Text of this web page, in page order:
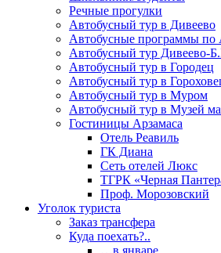
Речные прогулки
Автобусный тур в Дивеево
Автобусные программы по
Автобусный тур Дивеево-
Автобусный тур в Городец
Автобусный тур в
Автобусный тур в Муром
Автобусный тур в Музей
Гостиницы Арзамаса
Отель Реавиль
ГК Диана
Сеть отелей Люкс
ТГРК «Черная
Проф. Морозовский
Уголок туриста
Заказ трансфера
Куда поехать?..
…в январе